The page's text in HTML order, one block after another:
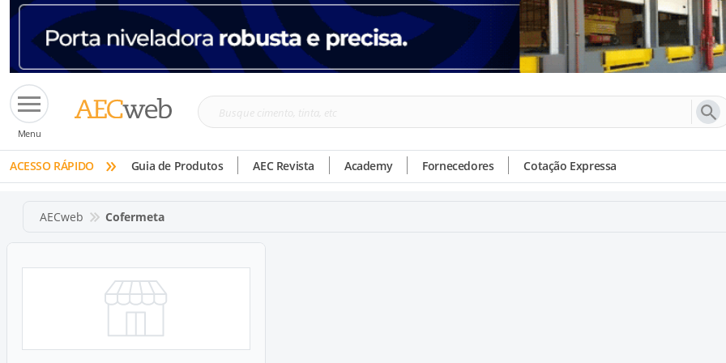
Menu
Busque
tinta,
etc
ACESSO RÁPIDO » Guia de Produtos AEC Revista Academy Fornecedores Cotação Expressa
AECweb Cofermeta